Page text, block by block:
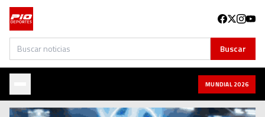
Buscar Buscar
MUNDIAL 2026